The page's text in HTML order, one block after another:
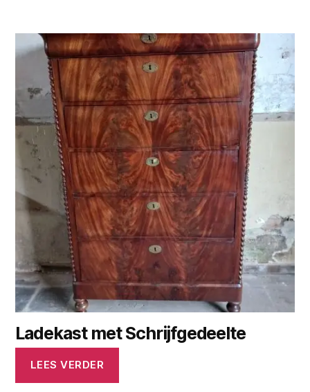
Ladekast met Schrijfgedeelte
LEES VERDER